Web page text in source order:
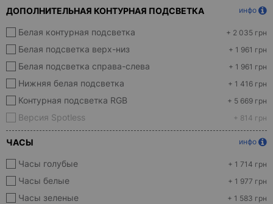
ДОПОЛНИТЕЛЬНАЯ КОНТУРНАЯ ПОДСВЕТКА инфо
Белая контурная подсветка + 2 035 грн
Белая подсветка верх-низ + 1 961 грн
Белая подсветка справа-слева + 1 961 грн
Нижняя белая подсветка + 1 416 грн
Контурная подсветка RGB + 5 669 грн
Версия Spotless + 814 грн
ЧАСЫ инфо
Часы голубые + 1 714 грн
Часы белые + 1 977 грн
Часы зеленые + 1 583 грн